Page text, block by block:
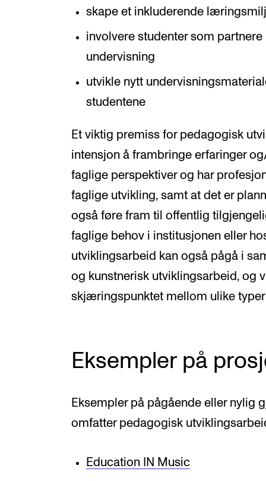
skape et inkluderende
involvere studenter som
undervisning
utvikle nytt
studentene
Et viktig premiss for pedagogisk
intensjon å frambringe erfaringer
faglige perspektiver og har
faglige utvikling, samt at det er
også føre fram til offentlig
faglige behov i institusjonen eller
utviklingsarbeid kan også pågå i
og kunstnerisk utviklingsarbeid, og
skjæringspunktet mellom ulike
Eksempler på
Eksempler på pågående eller nylig
omfatter pedagogisk
Education IN Music